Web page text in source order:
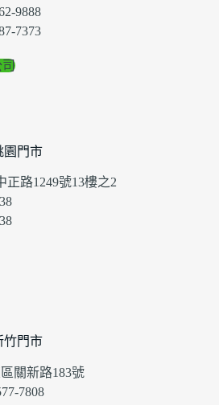
9888
7373
司
園門市
正路1249號13樓之2
竹門市
關新路183號
7808